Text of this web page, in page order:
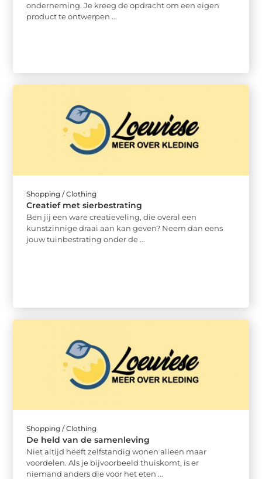
onderneming. Je kreeg de opdracht om een eigen
product te ontwerpen ...
Shopping / Clothing
Creatief met sierbestrating
Ben jij een ware creatieveling, die overal een
kunstzinnige draai aan kan geven? Neem dan eens
jouw tuinbestrating onder de ...
Shopping / Clothing
De held van de samenleving
Niet altijd heeft zelfstandig wonen alleen maar
voordelen. Als je bijvoorbeeld thuiskomt, is er
niemand anders die voor het eten ...